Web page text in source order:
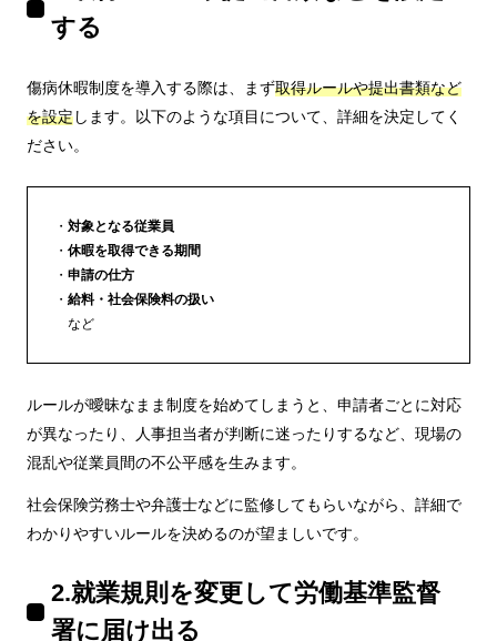
する
傷病休暇制度を導入する際は、まず取得ルールや提出書類など
を設定します。以下のような項目について、詳細を決定してく
ださい。
対象となる従業員
休暇を取得できる期間
申請の仕方
給料・社会保険料の扱い
など
ルールが曖昧なまま制度を始めてしまうと、申請者ごとに対応
が異なったり、人事担当者が判断に迷ったりするなど、現場の
混乱や従業員間の不公平感を生みます。
社会保険労務士や弁護士などに監修してもらいながら、詳細で
わかりやすいルールを決めるのが望ましいです。
2.就業規則を変更して労働基準監督
署に届け出る